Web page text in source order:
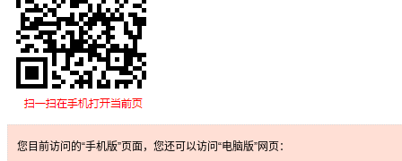
您目前访问的“手机版”页面，您还可以访问“电脑版”网页：